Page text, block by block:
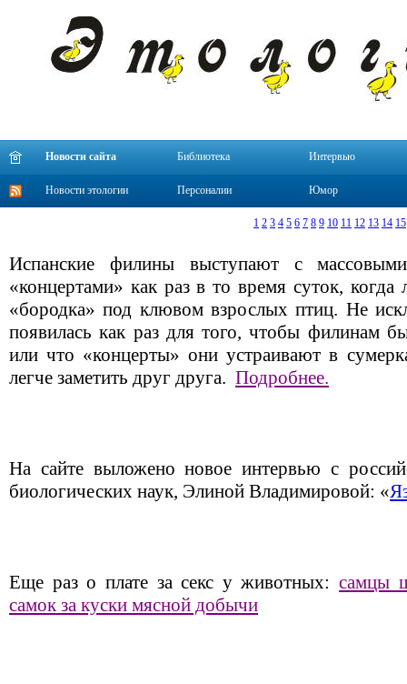
Новости сайта Библиотека Интервью
Новости этологии Персоналии Юмор
1 2 3 4 5 6 7 8 9 10 11 12 13 14 15
Испанские филины выступают с
«концертами» как раз в то время суток, когда
«бородка» под клювом взрослых птиц. Не
появилась как раз для того, чтобы филинам
или что «концерты» они устраивают в
легче заметить друг друга. Подробнее.
На сайте выложено новое интервью с
биологических наук, Элиной Владимировой: «
Еще раз о плате за секс у животных:самцы
самок за куски мясной добычи